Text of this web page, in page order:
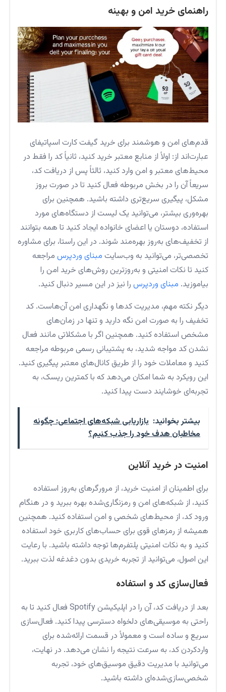
راهنمای خرید امن و بهینه
قدم‌های امن و هوشمند برای خرید گیفت کارت اسپاتیفای
عبارت‌اند از: اولاً از منابع معتبر خرید کنید، ثانیاً کد را فقط در
محیط‌های معتبر و امن وارد کنید، ثالثاً پس از دریافت کد،
سریعاً آن را در بخش مربوطه فعال کنید تا در صورت بروز
مشکل، پیگیری سریع‌تری داشته باشید. همچنین برای
بهره‌وری بیشتر، می‌توانید یک لیست از دستگاه‌های مورد
استفاده، دوستان یا اعضای خانواده ایجاد کنید تا همه بتوانند
از تخفیف‌های به‌روز بهره‌مند شوند. در این راستا، برای مشاوره
تخصصی‌تر، می‌توانید به وب‌سایت مبنای وردپرس مراجعه
کنید تا نکات امنیتی و به‌روزترین روش‌های خرید امن را
بیاموزید. مبنای وردپرس را نیز در این مسیر دنبال کنید.
دیگر نکته مهم، مدیریت کدها و نگهداری امن آن‌هاست. کد
تخفیف را به صورت امن نگه دارید و تنها در زمان‌های
مشخص استفاده کنید. همچنین اگر با مشکلاتی مانند فعال
نشدن کد مواجه شدید، به پشتیبانی رسمی مربوطه مراجعه
کنید و معاملات خود را از طریق کانال‌های معتبر پیگیری کنید.
این رویکرد به شما امکان می‌دهد که با کمترین ریسک، به
تجربه‌ای خوشایند دست پیدا کنید.
بیشتر بخوانید: بازاریابی شبکه‌های اجتماعی: چگونه
مخاطبان هدف خود را جذب کنیم؟
امنیت در خرید آنلاین
برای اطمینان از امنیت خرید، از مرورگرهای به‌روز استفاده
کنید، از شبکه‌های امن و رمزنگاری‌شده بهره ببرید و در هنگام
ورود کد، از محیط‌های شخصی و امن استفاده کنید. همچنین
همیشه از رمزهای قوی برای حساب‌های کاربری خود استفاده
کنید و به نکات امنیتی پلتفرم‌ها توجه داشته باشید. با رعایت
این اصول، می‌توانید از تجربه خریدی بدون دغدغه لذت ببرید.
فعال‌سازی کد و استفاده
بعد از دریافت کد، آن را در اپلیکیشن Spotify فعال کنید تا به
راحتی به موسیقی‌های دلخواه دسترسی پیدا کنید. فعال‌سازی
سریع و ساده است و معمولاً در قسمت ارائه‌شده برای
واردکردن کد، به سرعت نتیجه را نشان می‌دهد. در نهایت،
می‌توانید با مدیریت دقیق موسیق‌های خود، تجربه
شخصی‌سازی‌شده‌ای داشته باشید.